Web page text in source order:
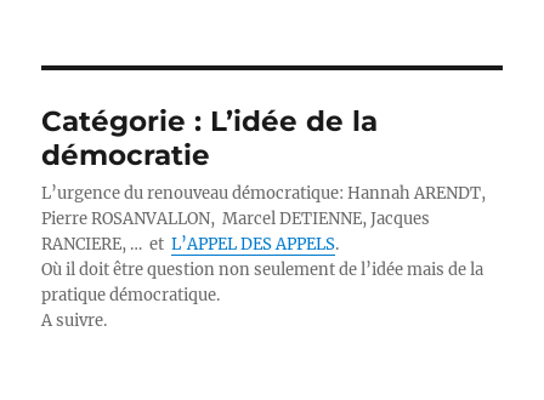
Catégorie : L’idée de la
démocratie
L’urgence du renouveau démocratique: Hannah ARENDT,
Pierre ROSANVALLON, Marcel DETIENNE, Jacques
RANCIERE, … etL’APPEL DES APPELS.
Où il doit être question non seulement de l’idée mais de la
pratique démocratique.
A suivre.